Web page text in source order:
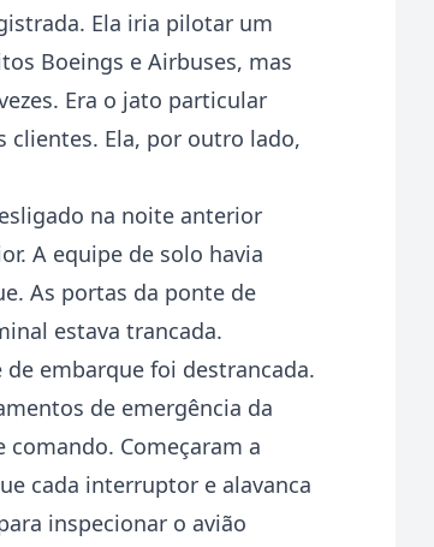
Ela iria pilotar um
Boeings e Airbuses, mas
Era o jato particular
clientes. Ela, por outro lado,
na noite anterior
A equipe de solo havia
As portas da ponte de
estava trancada.
embarque foi destrancada.
de emergência da
Começaram a
cada interruptor e alavanca
inspecionar o avião